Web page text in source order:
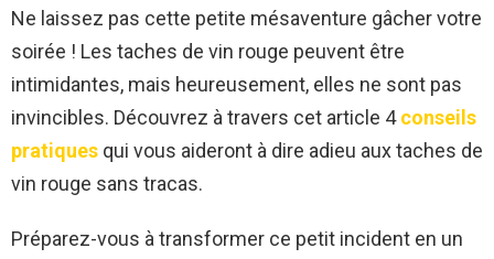
Ne laissez pas cette petite mésaventure gâcher votre
soirée ! Les taches de vin rouge peuvent être
intimidantes, mais heureusement, elles ne sont pas
invincibles. Découvrez à travers cet article 4conseils
pratiques qui vous aideront à dire adieu aux taches de
vin rouge sans tracas.
Préparez-vous à transformer ce petit incident en un